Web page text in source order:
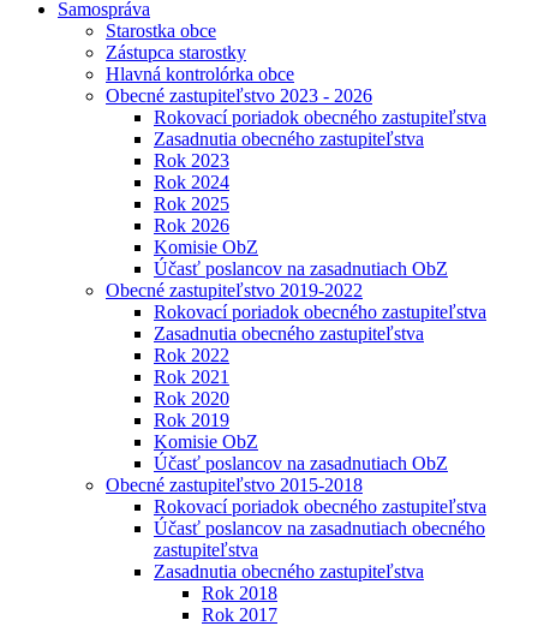
Samospráva
Starostka obce
Zástupca starostky
Hlavná kontrolórka obce
Obecné zastupiteľstvo 2023 - 2026
Rokovací poriadok obecného zastupiteľstva
Zasadnutia obecného zastupiteľstva
Rok 2023
Rok 2024
Rok 2025
Rok 2026
Komisie ObZ
Účasť poslancov na zasadnutiach ObZ
Obecné zastupiteľstvo 2019-2022
Rokovací poriadok obecného zastupiteľstva
Zasadnutia obecného zastupiteľstva
Rok 2022
Rok 2021
Rok 2020
Rok 2019
Komisie ObZ
Účasť poslancov na zasadnutiach ObZ
Obecné zastupiteľstvo 2015-2018
Rokovací poriadok obecného zastupiteľstva
Účasť poslancov na zasadnutiach obecného
zastupiteľstva
Zasadnutia obecného zastupiteľstva
Rok 2018
Rok 2017